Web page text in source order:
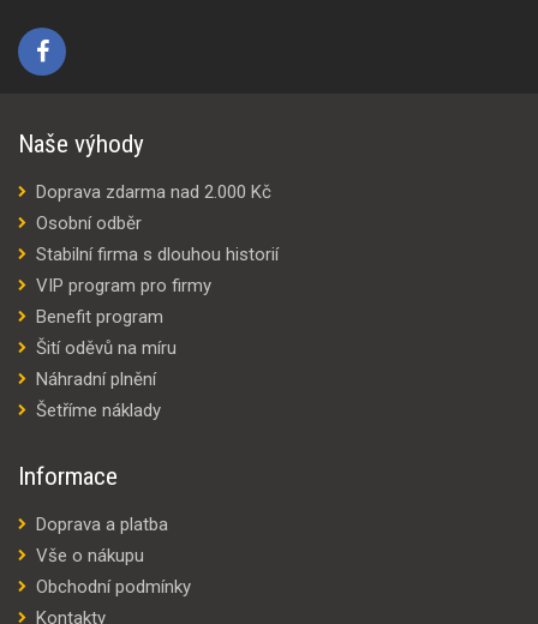
Naše výhody
Doprava zdarma nad 2.000 Kč
Osobní odběr
Stabilní firma s dlouhou historií
VIP program pro firmy
Benefit program
Šití oděvů na míru
Náhradní plnění
Šetříme náklady
Informace
Doprava a platba
Vše o nákupu
Obchodní podmínky
Kontakty